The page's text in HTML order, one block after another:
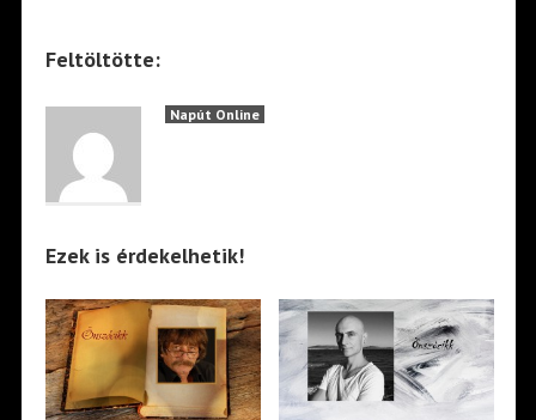
Feltöltötte:
Napút Online
Ezek is érdekelhetik!